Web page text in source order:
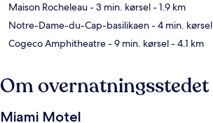
Maison Rocheleau- 3 min. kørsel- 1.9 km
Notre-Dame-du-Cap-basilikaen- 4 min. kørsel
Cogeco Amphitheatre- 9 min. kørsel- 4.1 km
Om overnatningsstedet
Miami Motel